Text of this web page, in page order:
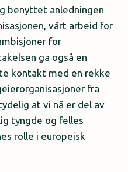
benyttet anledningen
vårt arbeid for
for
ga også en
kontakt med en rekke
fra
at vi nå er del av
tyngde og felles
rolle i europeisk